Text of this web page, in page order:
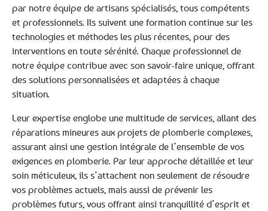
par notre équipe de artisans spécialisés, tous compétents
et professionnels. Ils suivent une formation continue sur les
technologies et méthodes les plus récentes, pour des
interventions en toute sérénité. Chaque professionnel de
notre équipe contribue avec son savoir-faire unique, offrant
des solutions personnalisées et adaptées à chaque
situation.
Leur expertise englobe une multitude de services, allant des
réparations mineures aux projets de plomberie complexes,
assurant ainsi une gestion intégrale de l’ensemble de vos
exigences en plomberie. Par leur approche détaillée et leur
soin méticuleux, ils s’attachent non seulement de résoudre
vos problèmes actuels, mais aussi de prévenir les
problèmes futurs, vous offrant ainsi tranquillité d’esprit et